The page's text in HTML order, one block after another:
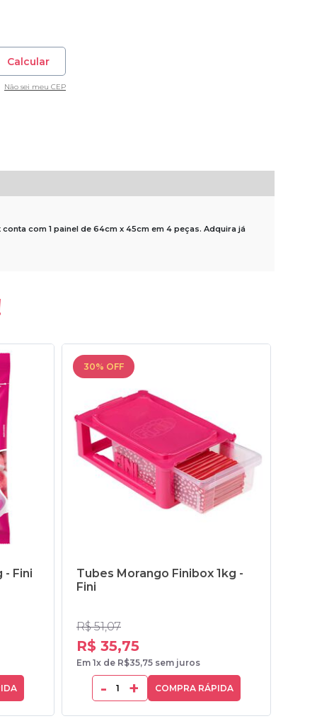
Calcular
Não sei meu CEP
com 1 painel de 64cm x 45cm em 4 peças. Adquira já
- Fini
30% OFF
Tubes Morango Finibox 1kg -
Fini
R$ 51,07
R$ 35,75
Em 1x de R$35,75 sem juros
- + COMPRA RÁPIDA